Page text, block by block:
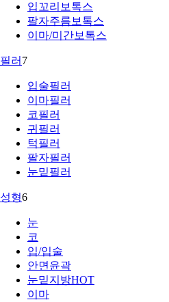
입꼬리보톡스
팔자주름보톡스
이마/미간보톡스
필러 7
입술필러
이마필러
코필러
귀필러
턱필러
팔자필러
눈밑필러
성형6
눈
코
입/입술
안면윤곽
눈밑지방HOT
이마